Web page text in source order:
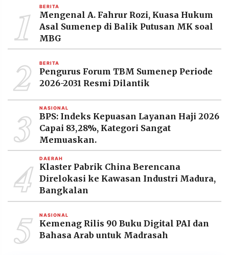
1 BERITA
Mengenal A. Fahrur Rozi, Kuasa Hukum
Asal Sumenep di Balik Putusan MK soal
MBG
2 BERITA
Pengurus Forum TBM Sumenep Periode
2026-2031 Resmi Dilantik
3 NASIONAL
BPS: Indeks Kepuasan Layanan Haji 2026
Capai 83,28%, Kategori Sangat
Memuaskan.
4 DAERAH
Klaster Pabrik China Berencana
Direlokasi ke Kawasan Industri Madura,
Bangkalan
5 NASIONAL
Kemenag Rilis 90 Buku Digital PAI dan
Bahasa Arab untuk Madrasah